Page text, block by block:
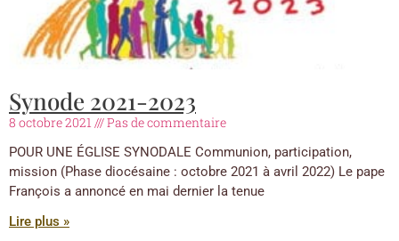
Synode 2021-2023
8 octobre 2021 Pas de commentaire
POUR UNE ÉGLISE SYNODALE Communion, participation,
mission (Phase diocésaine : octobre 2021 à avril 2022) Le pape
François a annoncé en mai dernier la tenue
Lire plus »